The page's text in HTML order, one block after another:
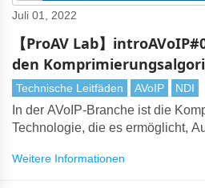
Juli 01, 2022
【ProAV Lab】
den
Technische Leitfäden AVoIP NDI
In der AVoIP-Branche ist die
Technologie, die es ermöglicht,
hoher Geschwindigkeit bewegen.
Weitere Informationen